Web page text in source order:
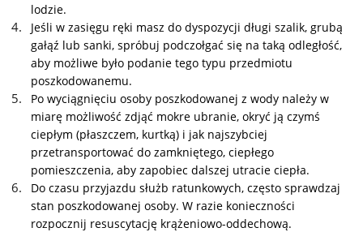
lodzie.
Jeśli w zasięgu ręki masz do dyspozycji długi szalik, grubą
gałąź lub sanki, spróbuj podczołgać się na taką odległość,
aby możliwe było podanie tego typu przedmiotu
poszkodowanemu.
Po wyciągnięciu osoby poszkodowanej z wody należy w
miarę możliwość zdjąć mokre ubranie, okryć ją czymś
ciepłym (płaszczem, kurtką) i jak najszybciej
przetransportować do zamkniętego, ciepłego
pomieszczenia, aby zapobiec dalszej utracie ciepła.
Do czasu przyjazdu służb ratunkowych, często sprawdzaj
stan poszkodowanej osoby. W razie konieczności
rozpocznij resuscytację krążeniowo-oddechową.